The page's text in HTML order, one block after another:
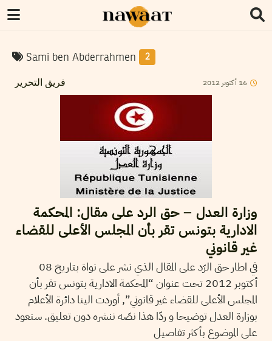
Sami ben Abderrahmen 2
فريق التحرير 16 أكتوبر 2012
وزارة العدل – حق الرد على مقال: المحكمة
الادارية بتونس تقر بأن المجلس الأعلى للقضاء
غير قانوني
في اطار حق الرّد على المقال الذي نشر على نواة بتاريخ 08
أكتوبر 2012 تحت عنوان “المحكمة الادارية بتونس تقر بأن
المجلس الأعلى للقضاء غير قانوني”, أوردت الينا دائرة الأعلام
بوزارة العدل توضيحا و ردّا هذا نصّه ننشره دون تعليق. سنعود
على الموضوع بأكثر تفاصيل